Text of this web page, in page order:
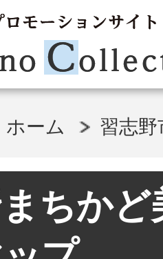
ホーム 習志
ちかど